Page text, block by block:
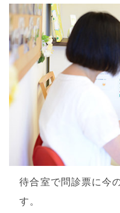
待合室で問診票に今
す。